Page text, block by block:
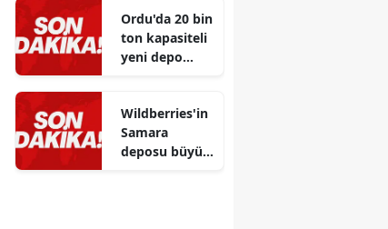
Ordu'da 20 bin
ton kapasiteli
yeni depo
üzere
Wildberries'in
Samara
deposu büyük